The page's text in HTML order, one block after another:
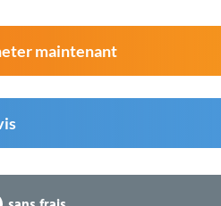
maintenant